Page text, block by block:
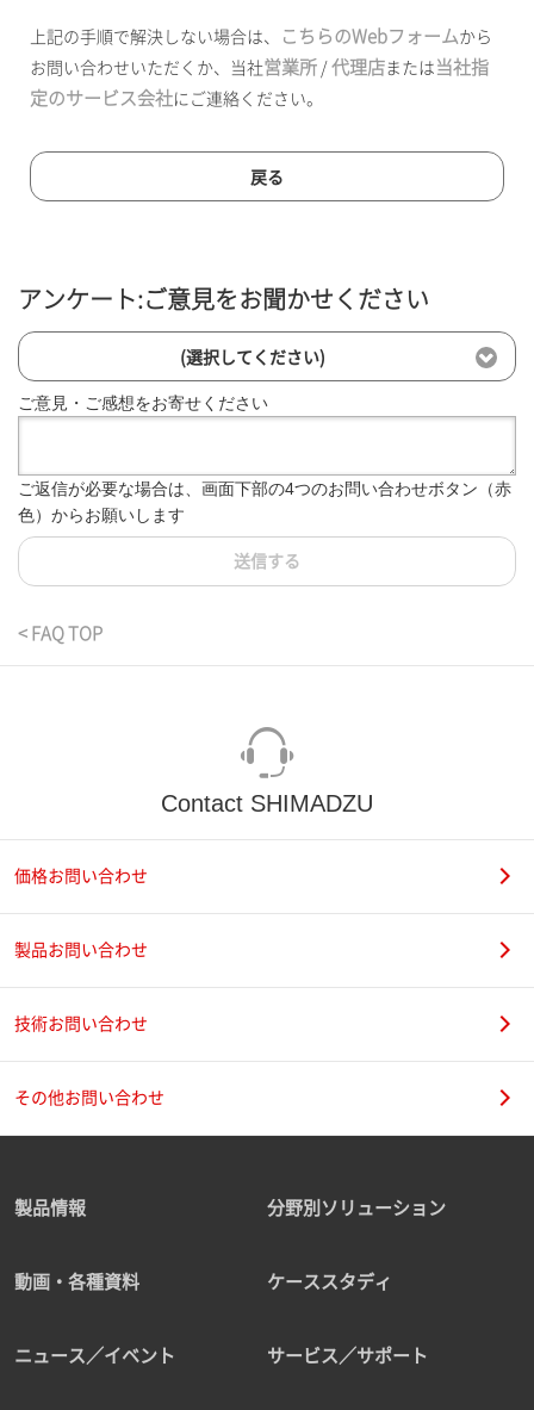
上記の手順で解決しない場合は、 こちらのWebフォームから
お問い合わせいただくか、当社営業所 / 代理店または 当社指
定のサービス会社にご連絡ください。
戻る
アンケート:ご意見をお聞かせください
(選択してください)
ご意見・ご感想をお寄せください
ご返信が必要な場合は、画面下部の4つのお問い合わせボタン（赤
色）からお願いします
送信する
< FAQ TOP
Contact SHIMADZU
価格お問い合わせ
製品お問い合わせ
技術お問い合わせ
その他お問い合わせ
製品情報 分野別ソリューション
動画・各種資料 ケーススタディ
ニュース／イベント サービス／サポート